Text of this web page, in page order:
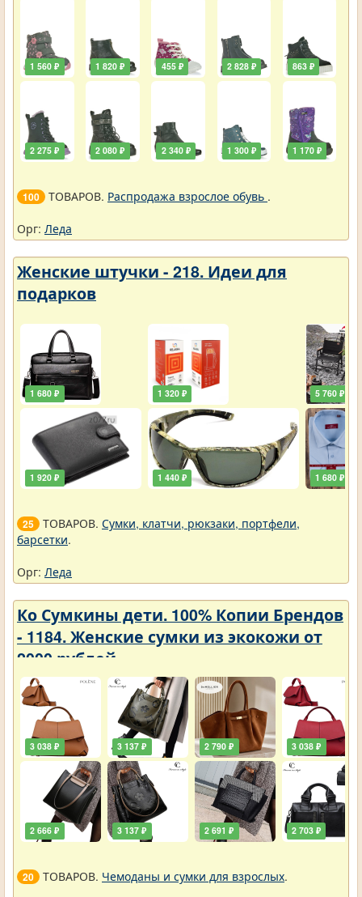
1 560 ₽
2 275 ₽
1 820 ₽
2 080 ₽
455 ₽
2 340 ₽
2 828 ₽
1 300 ₽
863 ₽
1 170 ₽
100 ТОВАРОВ. Распродажа взрослое обувь .
Орг: Леда
Женские штучки - 218. Идеи для
подарков
1 680 ₽
1 920 ₽
1 320 ₽
1 440 ₽
5 760 ₽
1 680 ₽
25 ТОВАРОВ. Сумки, клатчи, рюкзаки, портфели,
барсетки.
Орг: Леда
Ко Сумкины дети. 100% Копии Брендов
- 1184. Женские сумки из экокожи от
2000 рублей
3 038 ₽
2 666 ₽
3 137 ₽
3 137 ₽
2 790 ₽
2 691 ₽
3 038 ₽
2 703 ₽
20 ТОВАРОВ. Чемоданы и сумки для взрослых.